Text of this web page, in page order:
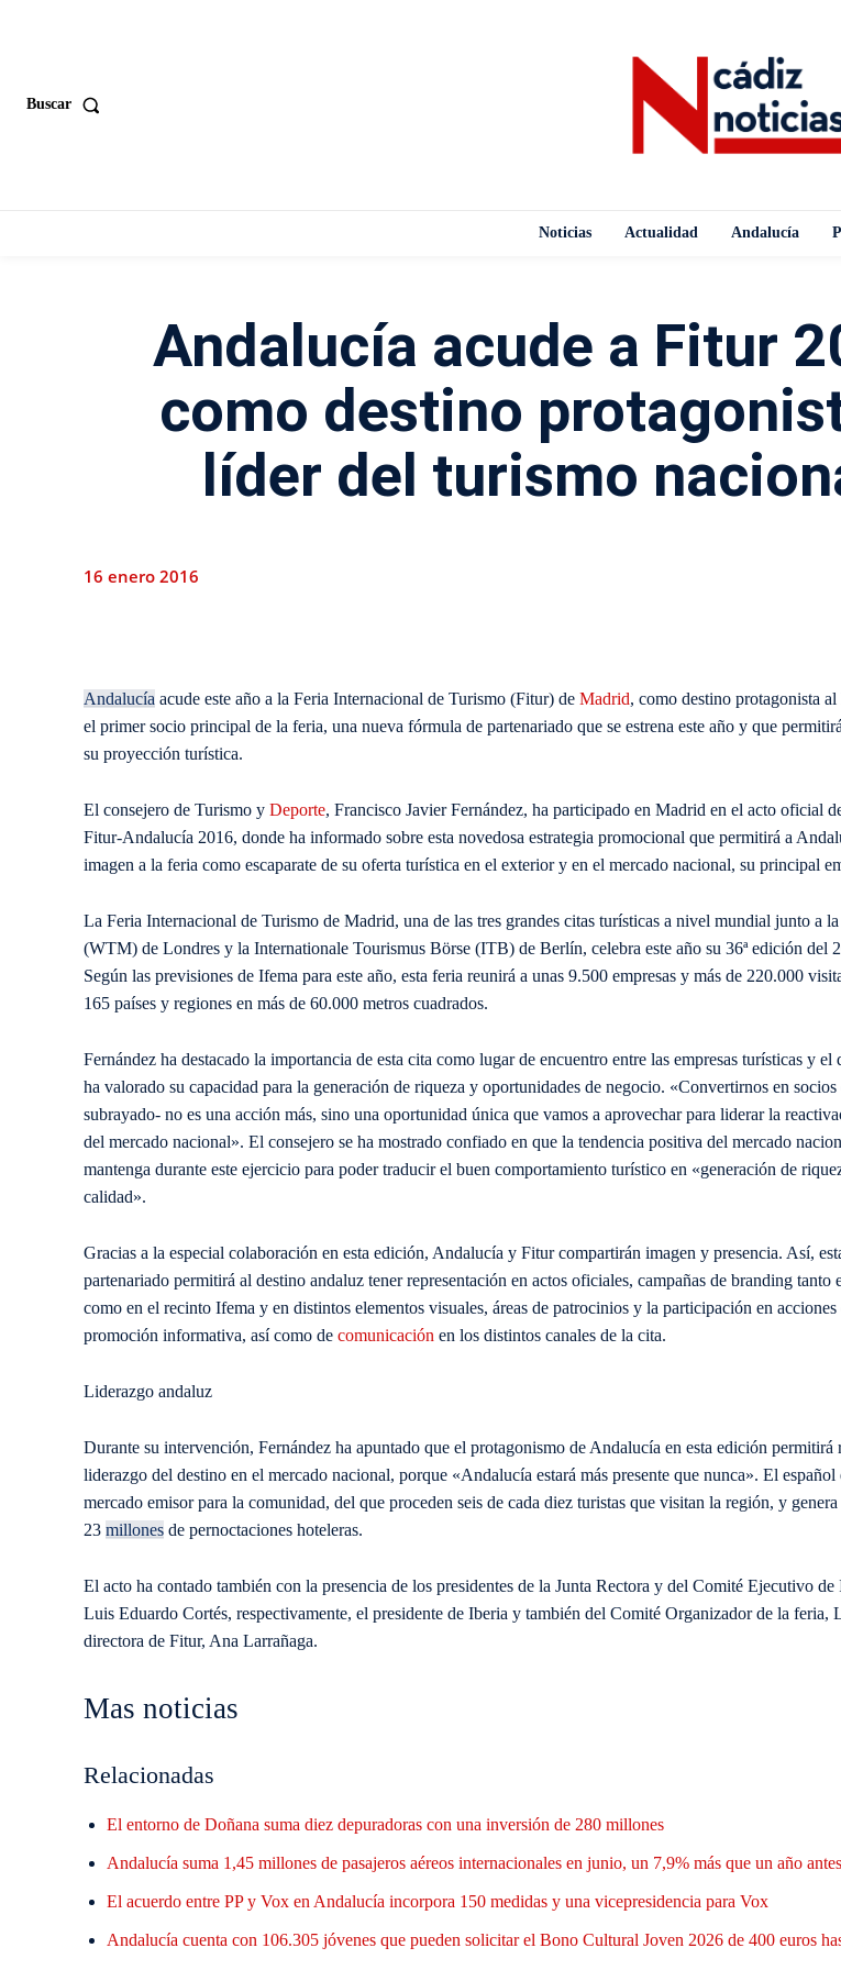
Buscar
Noticias Actualidad Andalucía
Andalucía acude a Fitur
como destino
líder del turismo
16 enero 2016
Andalucía acude este año a la Feria Internacional de Turismo (Fitur) de Madrid, como destino protagonista
el primer socio principal de la feria, una nueva fórmula de partenariado que se estrena este año y que
su proyección turística.
El consejero de Turismo y Deporte, Francisco Javier Fernández, ha participado en Madrid en el acto oficial
Fitur-Andalucía 2016, donde ha informado sobre esta novedosa estrategia promocional que permitirá a
imagen a la feria como escaparate de su oferta turística en el exterior y en el mercado nacional, su principal
La Feria Internacional de Turismo de Madrid, una de las tres grandes citas turísticas a nivel mundial junto a
(WTM) de Londres y la Internationale Tourismus Börse (ITB) de Berlín, celebra este año su 36ª edición del
Según las previsiones de Ifema para este año, esta feria reunirá a unas 9.500 empresas y más de 220.000
165 países y regiones en más de 60.000 metros cuadrados.
Fernández ha destacado la importancia de esta cita como lugar de encuentro entre las empresas turísticas y
ha valorado su capacidad para la generación de riqueza y oportunidades de negocio. «Convertirnos en
subrayado- no es una acción más, sino una oportunidad única que vamos a aprovechar para liderar la
del mercado nacional». El consejero se ha mostrado confiado en que la tendencia positiva del mercado
mantenga durante este ejercicio para poder traducir el buen comportamiento turístico en «generación de
calidad».
Gracias a la especial colaboración en esta edición, Andalucía y Fitur compartirán imagen y presencia. Así,
partenariado permitirá al destino andaluz tener representación en actos oficiales, campañas de branding tanto
como en el recinto Ifema y en distintos elementos visuales, áreas de patrocinios y la participación en
promoción informativa, así como de comunicación en los distintos canales de la cita.
Liderazgo andaluz
Durante su intervención, Fernández ha apuntado que el protagonismo de Andalucía en esta edición permitirá
liderazgo del destino en el mercado nacional, porque «Andalucía estará más presente que nunca». El
mercado emisor para la comunidad, del que proceden seis de cada diez turistas que visitan la región, y
23 millones de pernoctaciones hoteleras.
El acto ha contado también con la presencia de los presidentes de la Junta Rectora y del Comité Ejecutivo
Luis Eduardo Cortés, respectivamente, el presidente de Iberia y también del Comité Organizador de la feria,
directora de Fitur, Ana Larrañaga.
Mas noticias
Relacionadas
El entorno de Doñana suma diez depuradoras con una inversión de 280 millones
Andalucía suma 1,45 millones de pasajeros aéreos internacionales en junio, un 7,9% más que un año antes
El acuerdo entre PP y Vox en Andalucía incorpora 150 medidas y una vicepresidencia para Vox
Andalucía cuenta con 106.305 jóvenes que pueden solicitar el Bono Cultural Joven 2026 de 400 euros